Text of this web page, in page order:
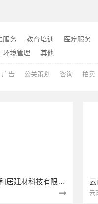
服务 教育培训 医疗服务
环境管理 其他
广告 公关策划 咨询 拍卖
宁波雅美和居建材科技有限公司 云
云